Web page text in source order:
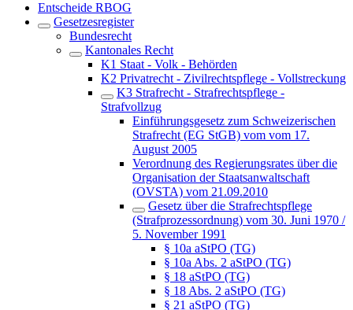
Entscheide RBOG
Gesetzesregister
Bundesrecht
Kantonales Recht
K1 Staat - Volk - Behörden
K2 Privatrecht - Zivilrechtspflege - Vollstreckung
K3 Strafrecht - Strafrechtspflege -
Strafvollzug
Einführungsgesetz zum Schweizerischen
Strafrecht (EG StGB) vom vom 17.
August 2005
Verordnung des Regierungsrates über die
Organisation der Staatsanwaltschaft
(OVSTA) vom 21.09.2010
Gesetz über die Strafrechtspflege
(Strafprozessordnung) vom 30. Juni 1970 /
5. November 1991
§ 10a aStPO (TG)
§ 10a Abs. 2 aStPO (TG)
§ 18 aStPO (TG)
§ 18 Abs. 2 aStPO (TG)
§ 21 aStPO (TG)